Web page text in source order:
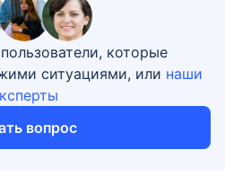
которые
ситуациями, или наши
вопрос